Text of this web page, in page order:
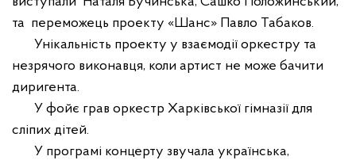
та переможець проекту «Шанс» Павло Табаков.
Унікальність проекту у взаємодії оркестру та
незрячого виконавця, коли артист не може бачити
диригента.
У фойє грав оркестр Харківської гімназії для
сліпих дітей.
У програмі концерту звучала українська,